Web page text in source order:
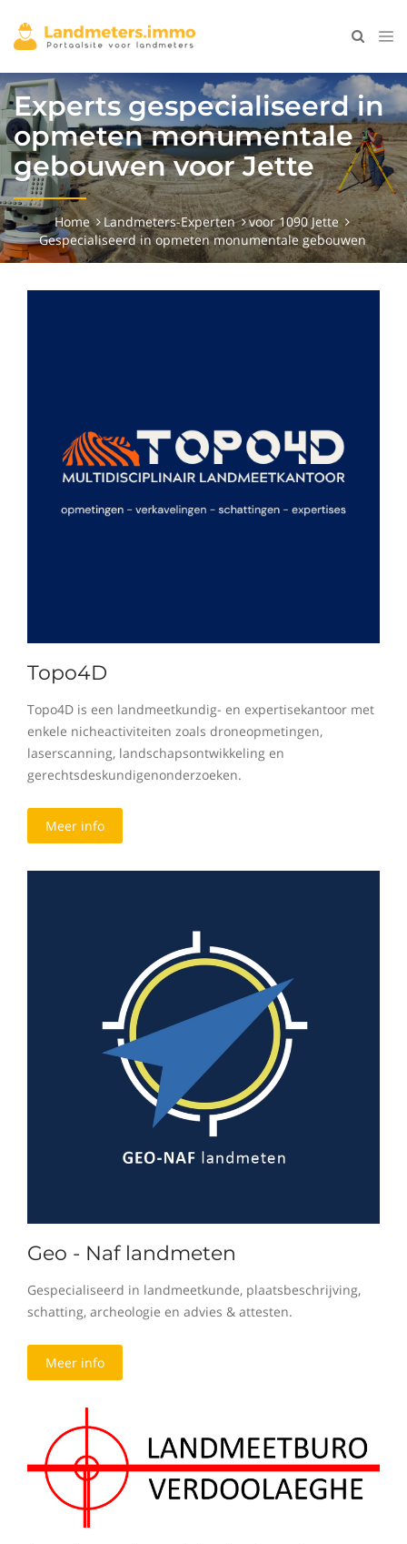
Experts gespecialiseerd in
opmeten monumentale
gebouwen voor Jette
Home Landmeters-Experten
voor 1090 Jette
Gespecialiseerd in opmeten monumentale gebouwen
Topo4D
Topo4D is een landmeetkundig- en expertisekantoor met
enkele nicheactiviteiten zoals droneopmetingen,
laserscanning, landschapsontwikkeling en
gerechtsdeskundigenonderzoeken.
Meer info
Geo - Naf landmeten
Gespecialiseerd in landmeetkunde, plaatsbeschrijving,
schatting, archeologie en advies & attesten.
Meer info